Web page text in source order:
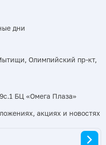
дни
Олимпийский пр-кт,
БЦ «Омега Плаза»
акциях и новостях